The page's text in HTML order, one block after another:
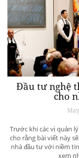
Đầu tư nghệ
cho
Trước khi các vị quản
cho rằng bài viết này
nhà đầu tư với niềm
xem